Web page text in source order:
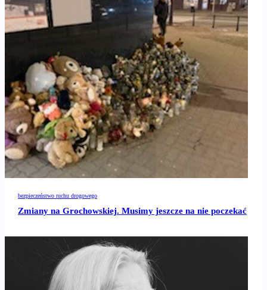
bezpieczeństwo ruchu drogowego
Zmiany na Grochowskiej. Musimy jeszcze na nie poczekać